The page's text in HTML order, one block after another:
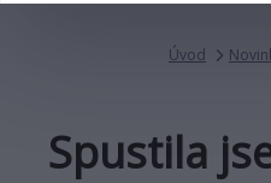
Úvod
Spustila